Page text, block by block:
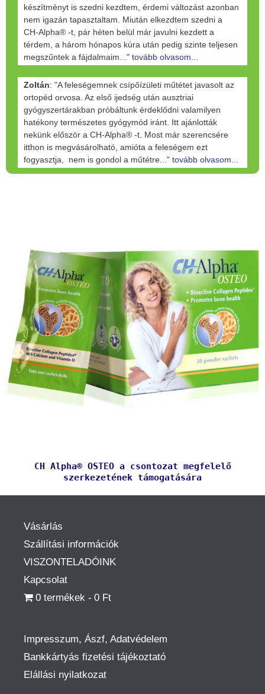
készítményt is szedni kezdtem, érdemi változást azonban
nem igazán tapasztaltam. Miután elkezdtem szedni a
CH-Alpha® -t, pár héten belül már javulni kezdett a
térdem, a három hónapos kúra után pedig szinte teljesen
megszűntek a fájdalmaim..." tovább olvasom...
Zoltán: "A feleségemnek csípőízületi műtétet javasolt az
ortopéd orvosa. Az első ijedség után ausztriai
gyógyszertárakban próbáltunk érdeklődni valamilyen
hatékony természetes gyógymód iránt. Itt ajánlották
nekünk először a CH-Alpha® -t. Most már szerencsére
itthon is megvásárolható, amióta a feleségem ezt
fogyasztja, nem is gondol a műtétre..." tovább olvasom...
CH Alpha® OSTEO a csontozat megfelelő
szerkezetének támogatására
Vásárlás
Szállítási információk
VISZONTELADÓINK
Kapcsolat
0 termékek
0 Ft
Impresszum, Ászf, Adatvédelem
Bankkártyás fizetési tájékoztató
Elállási nyilatkozat